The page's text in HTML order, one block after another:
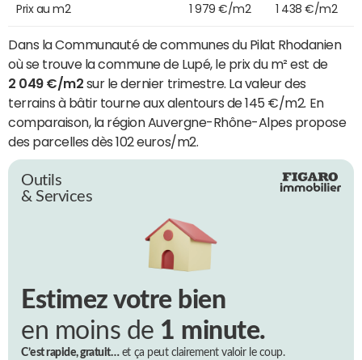
Prix au m2 1 979 €/m2 1 438 €/m2
Dans la Communauté de communes du Pilat Rhodanien
où se trouve la commune de Lupé, le prix du m² est de
2 049 €/m2 sur le dernier trimestre. La valeur des
terrains à bâtir tourne aux alentours de 145 €/m2. En
comparaison, la région Auvergne-Rhône-Alpes propose
des parcelles dès 102 euros/m2.
Outils
& Services
Estimez votre bien
en moins de 1 minute.
C’est rapide, gratuit…et ça peut clairement valoir le coup.